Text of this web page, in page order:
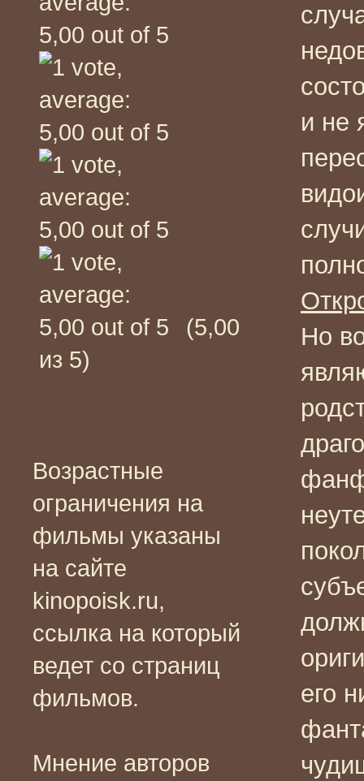
(5,00
из 5)
Возрастные
ограничения на
фильмы указаны
на сайте
kinopoisk.ru,
ссылка на который
ведет со страниц
фильмов.
Мнение авторов
и не
Но
его